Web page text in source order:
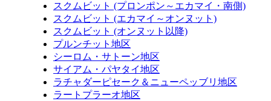
スクムビット (プロンポン～エカマイ・南側)
スクムビット (エカマイ～オンヌット)
スクムビット (オンヌット以降)
プルンチット地区
シーロム・サトーン地区
サイアム・パヤタイ地区
ラチャダーピセーク＆ニューペッブリ地区
ラートプラーオ地区